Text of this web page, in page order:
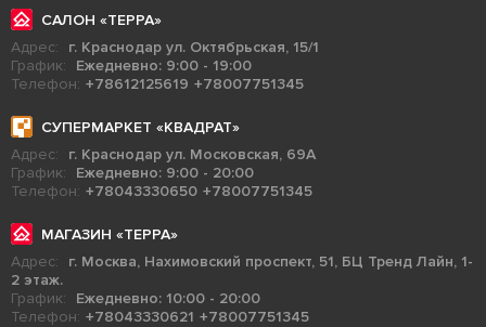
САЛОН «ТЕРРА»
Адрес:
г. Краснодар ул. Октябрьская, 15/1
График:
Ежедневно: 9:00 - 19:00
Телефон: +78612125619 +78007751345
СУПЕРМАРКЕТ «КВАДРАТ»
Адрес:
г. Краснодар ул. Московская, 69А
График:
Ежедневно: 9:00 - 20:00
Телефон: +78043330650 +78007751345
МАГАЗИН «ТЕРРА»
Адрес:
г. Москва, Нахимовский проспект, 51, БЦ Тренд Лайн, 1-
2 этаж.
График:
Ежедневно: 10:00 - 20:00
Телефон: +78043330621 +78007751345